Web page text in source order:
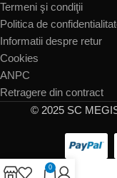
Termeni şi condiţii
Politica de
Informatii despre retur
Cookies
ANPC
Retragere din contract
© 2025 SC
0